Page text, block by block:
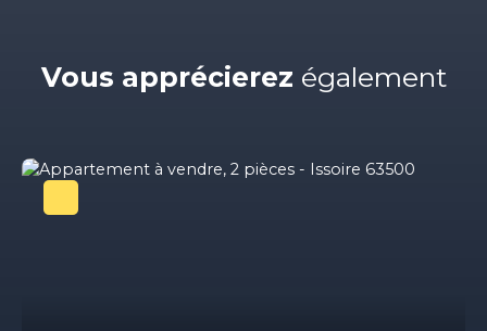
Vous apprécierez également